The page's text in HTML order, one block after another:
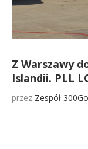
Z Warszawy
Islandii. PLL
przez Zespół